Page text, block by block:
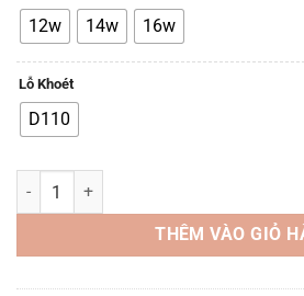
12w 14w 16w
Lỗ Khoét
D110
Đèn LED TTA DN09 - 12W, 14W, 16W,
THÊM VÀO GIỎ